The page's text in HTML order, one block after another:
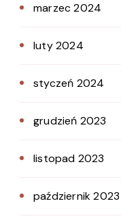
marzec 2024
luty 2024
styczeń 2024
grudzień 2023
listopad 2023
październik 2023